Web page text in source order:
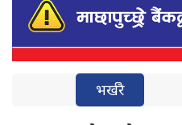
भर्खरै